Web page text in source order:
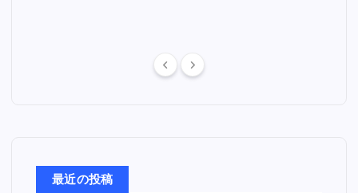
最近の投稿